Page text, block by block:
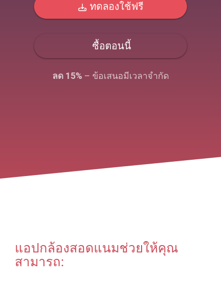
ทดลองใช้ฟรี
ซื้อตอนนี้
ลด 15% – ข้อเสนอมีเวลาจํากัด
แอปกล้องสอดแนมช่วยให้คุณ
สามารถ: